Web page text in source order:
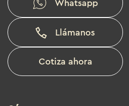
Whatsapp
Llámanos
Cotiza ahora